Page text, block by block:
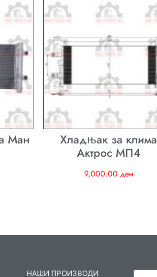
Ман Хладњак за клима
Актрос МП4
9,000.00 ден
НАШИ ПРОИЗВОДИ